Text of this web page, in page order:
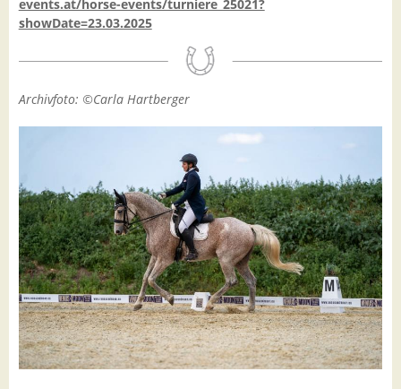
events.at/horse-events/turniere_25021?
showDate=23.03.2025
Archivfoto: ©Carla Hartberger